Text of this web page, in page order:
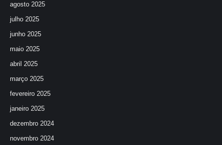
agosto 2025
julho 2025
junho 2025
maio 2025
abril 2025
março 2025
fevereiro 2025
janeiro 2025
dezembro 2024
novembro 2024